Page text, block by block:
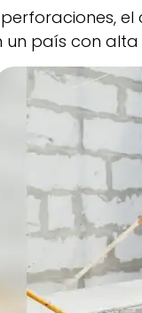
un país con